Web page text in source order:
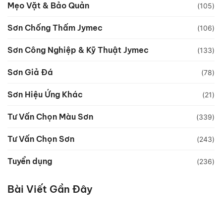
Mẹo Vặt & Bảo Quản (105)
Sơn Chống Thấm Jymec (106)
Sơn Công Nghiệp & Kỹ Thuật Jymec (133)
Sơn Giả Đá (78)
Sơn Hiệu Ứng Khác (21)
Tư Vấn Chọn Màu Sơn (339)
Tư Vấn Chọn Sơn (243)
Tuyển dụng (236)
Bài Viết Gần Đây